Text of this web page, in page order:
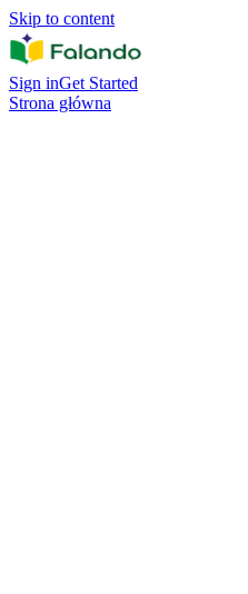
Skip to content
Sign inGet Started
Strona główna